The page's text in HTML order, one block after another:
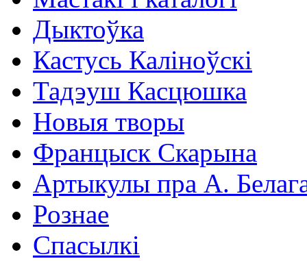
Дыктоўка
Кастусь Каліноўскі
Тадэуш Касцюшка
Новыя творы
Францыск Скарына
Артыкулы пра А.
Рознае
Спасылкі